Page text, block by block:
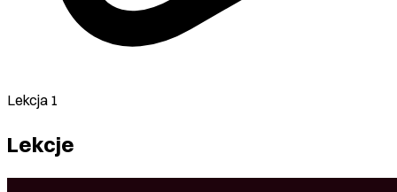
Lekcja 1
Lekcje